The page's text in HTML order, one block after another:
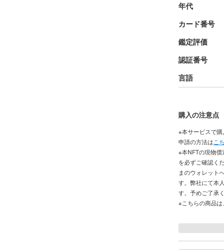
年代
カード番号
鑑定評価
認証番号
言語
購入の注意点
※本サービスで
申請の方法は こ
※本NFTの現物償
を必ずご確認く
まのウォレット
す。弊社にて本
す。予めご了承く
※こちらの商品は